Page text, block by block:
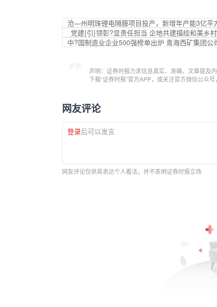
沧—州明珠锂电隔膜项目投产，新增年产能3亿平
党建{引}领彰?显责任担当 企地共建描绘和美
中?国制造业企业500强榜单出炉 青海西矿集团公
声明：证券时报力求信息真实、准确，文章提及
下载“证券时报”官方APP，或关注官方微信公众
网友评论
登录后可以发言
网友评论仅供其表达个人看法，并不表明证券时报立场